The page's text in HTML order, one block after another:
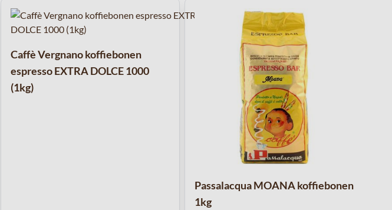
Caffè Vergnano koffiebonen
espresso EXTRA DOLCE 1000
(1kg)
Passalacqua MOANA koffiebonen
1kg